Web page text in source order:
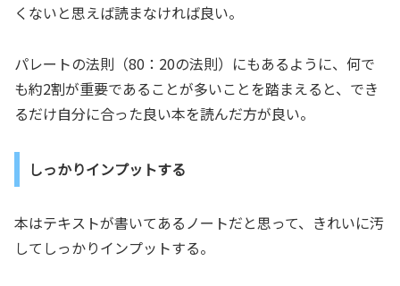
くないと思えば読まなければ良い。
パレートの法則（80：20の法則）にもあるように、何で
も約2割が重要であることが多いことを踏まえると、でき
るだけ自分に合った良い本を読んだ方が良い。
しっかりインプットする
本はテキストが書いてあるノートだと思って、きれいに汚
してしっかりインプットする。